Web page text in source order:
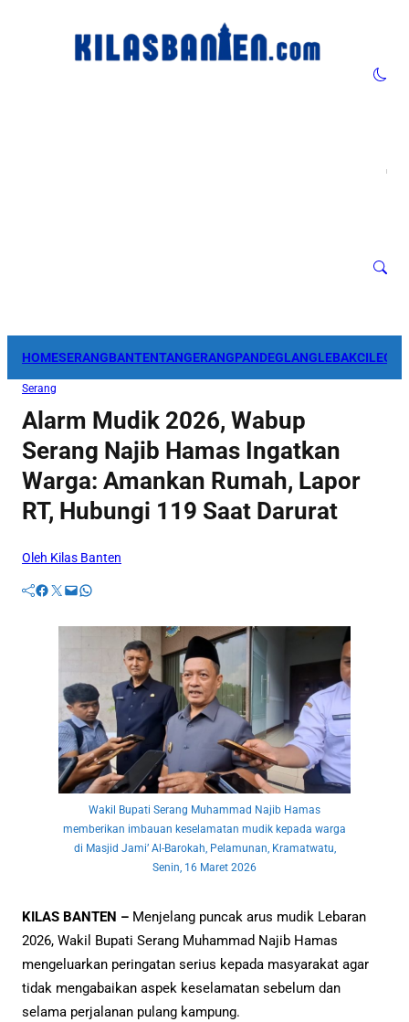
HOMESERANGBANTENTANGERANGPANDEGLANGLEBAK
Serang
Alarm Mudik 2026, Wabup
Serang Najib Hamas Ingatkan
Warga: Amankan Rumah, Lapor
RT, Hubungi 119 Saat Darurat
Oleh Kilas Banten
Facebook Twitter Mail WhatsApp
Wakil Bupati Serang Muhammad Najib Hamas
memberikan imbauan keselamatan mudik kepada warga
di Masjid Jami’ Al-Barokah, Pelamunan, Kramatwatu,
Senin, 16 Maret 2026
KILAS BANTEN – Menjelang puncak arus mudik Lebaran
2026, Wakil Bupati Serang Muhammad Najib Hamas
mengeluarkan peringatan serius kepada masyarakat agar
tidak mengabaikan aspek keselamatan sebelum dan
selama perjalanan pulang kampung.